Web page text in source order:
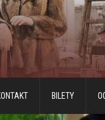
BILETY